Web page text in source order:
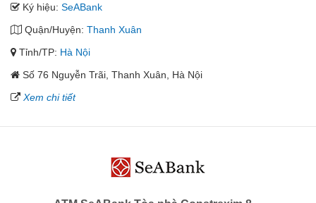
Ký hiệu: SeABank
Quận/Huyện: Thanh Xuân
Tỉnh/TP: Hà Nội
Số 76 Nguyễn Trãi, Thanh Xuân, Hà Nội
Xem chi tiết